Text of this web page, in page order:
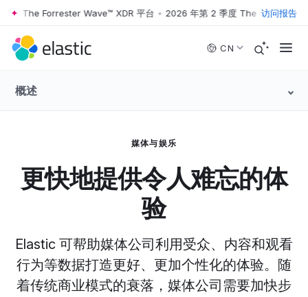
Skip to main content
The Forrester Wave™ XDR 平台 • 2026 年第 2 季度 The Forrester
访问报告
CN
概述
媒体与娱乐
更快地提供令人难忘的体
验
Elastic 可帮助媒体公司利用受众、内容和观看
行为等数据打造更好、更加个性化的体验。随
着传统商业模式的衰落，媒体公司需要加快步